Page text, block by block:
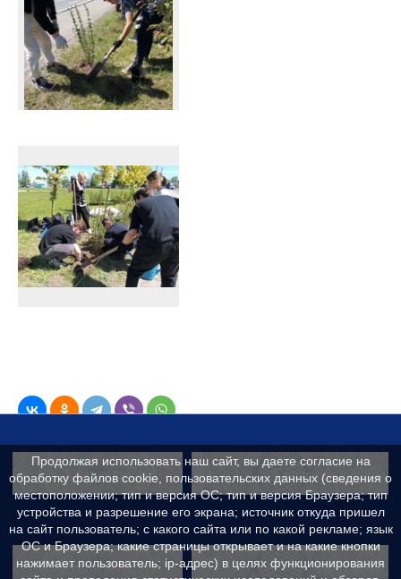
Контакты Сведения об
Реквизиты
Продолжая использовать наш сайт, вы даете согласие на
обработку файлов cookie, пользовательских данных (сведения о
местоположении; тип и версия ОС; тип и версия Браузера; тип
устройства и разрешение его экрана; источник откуда пришел
на сайт пользователь; с какого сайта или по какой рекламе; язык
ОС и Браузера; какие страницы открывает и на какие кнопки
нажимает пользователь; ip-адрес) в целях функционирования